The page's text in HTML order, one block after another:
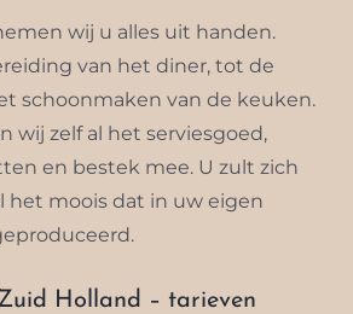
wij u alles uit handen.
van het diner, tot de
schoonmaken van de keuken.
wij zelf al het serviesgoed,
en bestek mee. U zult zich
het moois dat in uw eigen
Holland – tarieven